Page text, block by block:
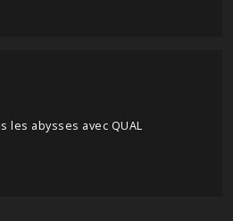
les abysses avec QUAL